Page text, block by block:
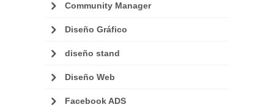
Community Manager
Diseño Gráfico
diseño stand
Diseño Web
Facebook ADS